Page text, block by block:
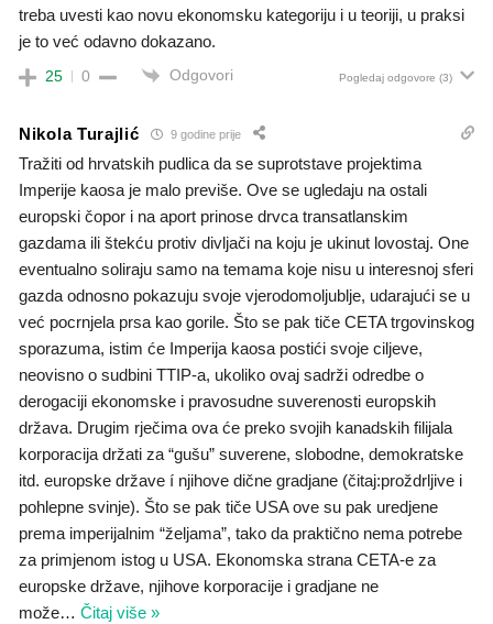
treba uvesti kao novu ekonomsku kategoriju i u teoriji, u praksi
je to već odavno dokazano.
25 0 Odgovori Pogledaj odgovore (3)
Nikola Turajlić 9 godine prije
Tražiti od hrvatskih pudlica da se suprotstave projektima
Imperije kaosa je malo previše. Ove se ugledaju na ostali
europski čopor i na aport prinose drvca transatlanskim
gazdama ili štekću protiv divljači na koju je ukinut lovostaj. One
eventualno soliraju samo na temama koje nisu u interesnoj sferi
gazda odnosno pokazuju svoje vjerodomoljublje, udarajući se u
već pocrnjela prsa kao gorile. Što se pak tiče CETA trgovinskog
sporazuma, istim će Imperija kaosa postići svoje ciljeve,
neovisno o sudbini TTIP-a, ukoliko ovaj sadrži odredbe o
derogaciji ekonomske i pravosudne suverenosti europskih
država. Drugim rječima ova će preko svojih kanadskih filijala
korporacija držati za “gušu” suverene, slobodne, demokratske
itd. europske države í njihove dične gradjane (čitaj:proždrljive i
pohlepne svinje). Što se pak tiče USA ove su pak uredjene
prema imperijalnim “željama”, tako da praktično nema potrebe
za primjenom istog u USA. Ekonomska strana CETA-e za
europske države, njihove korporacije i gradjane ne
može… Čitaj više »